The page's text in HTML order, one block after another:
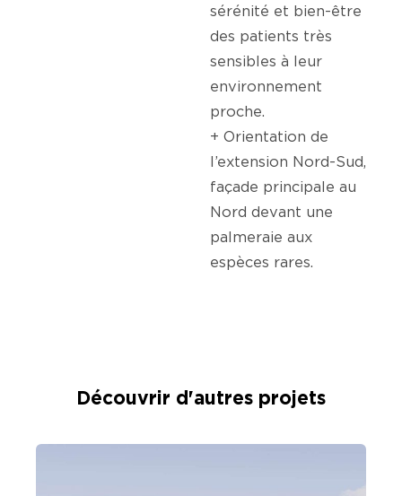
sérénité et bien-être
des patients très
sensibles à leur
environnement
proche.
+ Orientation de
l’extension Nord-Sud,
façade principale au
Nord devant une
palmeraie aux
espèces rares.
Découvrir d'autres projets